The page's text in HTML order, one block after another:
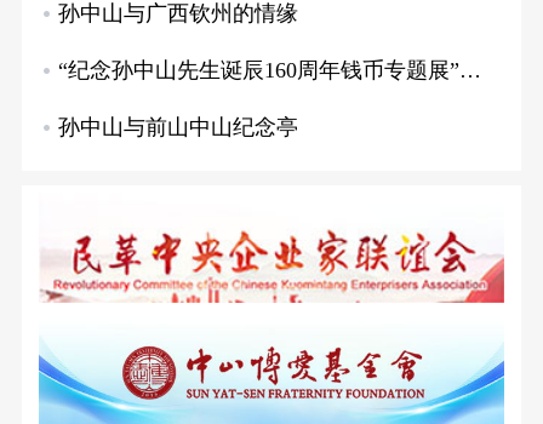
孙中山与广西钦州的情缘
“纪念孙中山先生诞辰160周年钱币专题展”…
孙中山与前山中山纪念亭